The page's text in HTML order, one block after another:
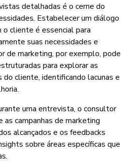
detalhadas é o cerne do
Estabelecer um diálogo
cliente é essencial para
suas necessidades e
de marketing, por exemplo, pode
para explorar as
cliente, identificando lacunas e
uma entrevista, o consultor
campanhas de marketing
alcançados e os feedbacks
sobre áreas específicas que